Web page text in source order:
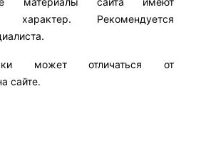
характер. Рекомендуется
может отличаться от
сайте.